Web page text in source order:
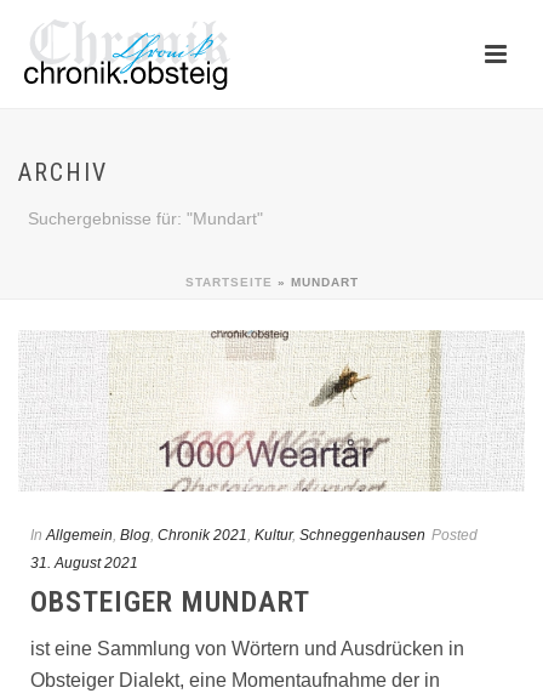
ARCHIV
Suchergebnisse für: "Mundart"
STARTSEITE » MUNDART
In Allgemein, Blog, Chronik 2021, Kultur, Schneggenhausen Posted
31. August 2021
OBSTEIGER MUNDART
ist eine Sammlung von Wörtern und Ausdrücken in
Obsteiger Dialekt, eine Momentaufnahme der in